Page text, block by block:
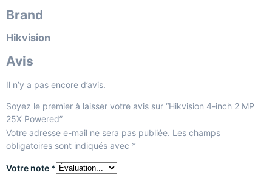
Brand
Hikvision
Avis
Il n’y a pas encore d’avis.
Soyez le premier à laisser votre avis sur “Hikvision 4-inch 2 MP
25X Powered”
Votre adresse e-mail ne sera pas publiée. Les champs
obligatoires sont indiqués avec *
Votre note *